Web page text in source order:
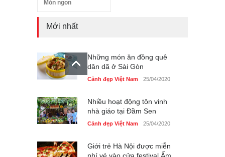
Món ngon
Mới nhất
Những món ăn đồng quê
dân dã ở Sài Gòn
Cảnh đẹp Việt Nam 25/04/2020
Nhiều hoạt động tôn vinh
nhà giáo tại Đầm Sen
Cảnh đẹp Việt Nam 25/04/2020
Giới trẻ Hà Nội được miễn